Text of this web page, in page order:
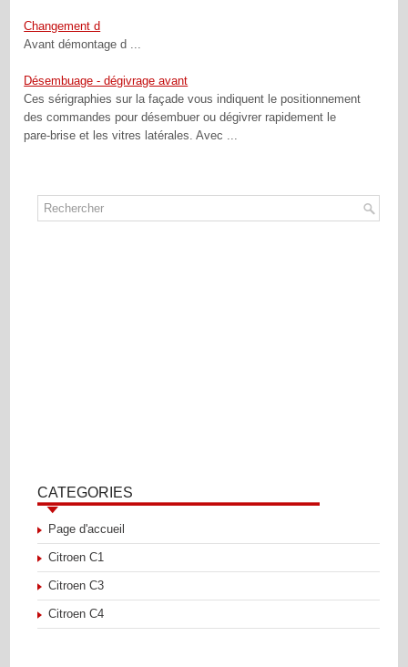
Changement d
Avant démontage d ...
Désembuage - dégivrage avant
Ces sérigraphies sur la façade vous indiquent le positionnement
des commandes pour désembuer ou dégivrer rapidement le
pare-brise et les vitres latérales. Avec ...
CATEGORIES
Page d'accueil
Citroen C1
Citroen C3
Citroen C4